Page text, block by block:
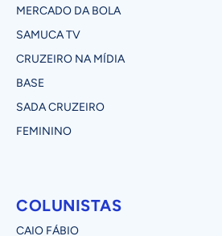
MERCADO DA BOLA
SAMUCA TV
CRUZEIRO NA MÍDIA
BASE
SADA CRUZEIRO
FEMININO
COLUNISTAS
CAIO FÁBIO